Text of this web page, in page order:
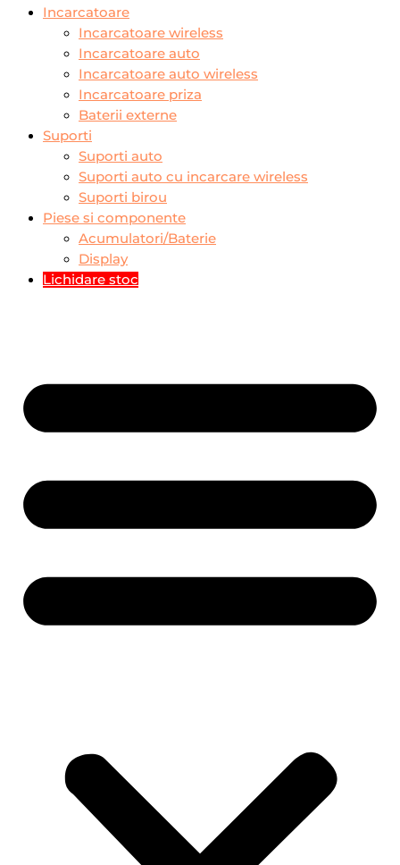
Incarcatoare
Incarcatoare wireless
Incarcatoare auto
Incarcatoare auto wireless
Incarcatoare priza
Baterii externe
Suporti
Suporti auto
Suporti auto cu incarcare wireless
Suporti birou
Piese si componente
Acumulatori/Baterie
Display
Lichidare stoc